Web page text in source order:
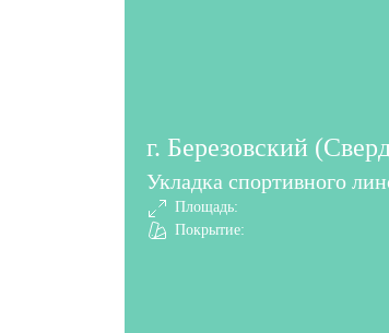
г. Березовский
Укладка спортивного
Площадь:
Покрытие: